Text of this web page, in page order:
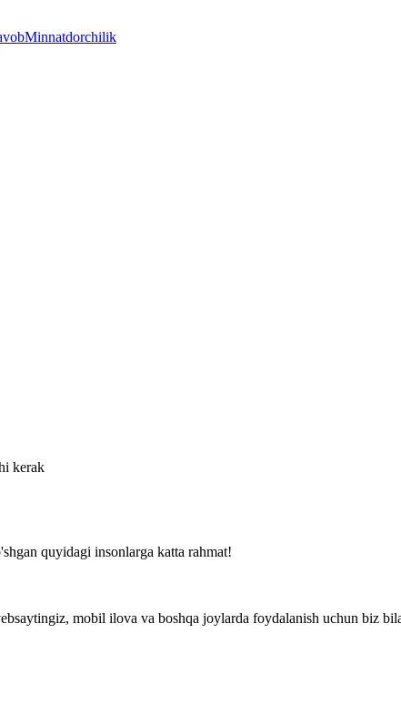
Minnatdorchilik
kerak
quyidagi insonlarga katta rahmat!
mobil ilova va boshqa joylarda foydalanish uchun biz